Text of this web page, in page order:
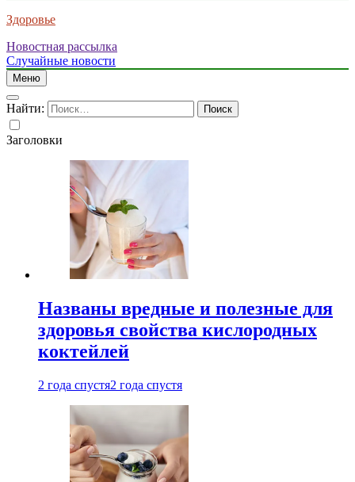
Здоровье
Новостная рассылка
Случайные новости
Меню
Найти:
Заголовки
Названы вредные и полезные для
здоровья свойства кислородных
коктейлей
2 года спустя2 года спустя